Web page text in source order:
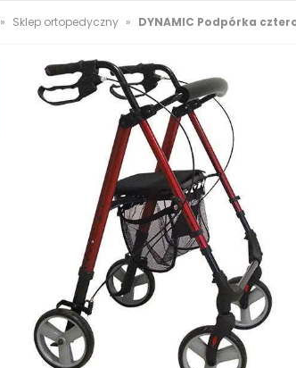
» Sklep ortopedyczny » DYNAMIC Podpórka